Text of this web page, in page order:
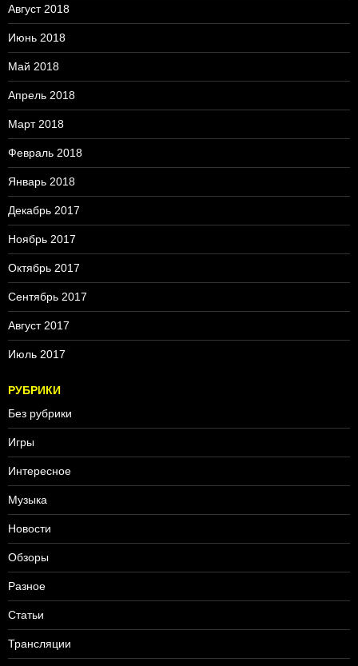
Август 2018
Июнь 2018
Май 2018
Апрель 2018
Март 2018
Февраль 2018
Январь 2018
Декабрь 2017
Ноябрь 2017
Октябрь 2017
Сентябрь 2017
Август 2017
Июль 2017
РУБРИКИ
Без рубрики
Игры
Интересное
Музыка
Новости
Обзоры
Разное
Статьи
Трансляции